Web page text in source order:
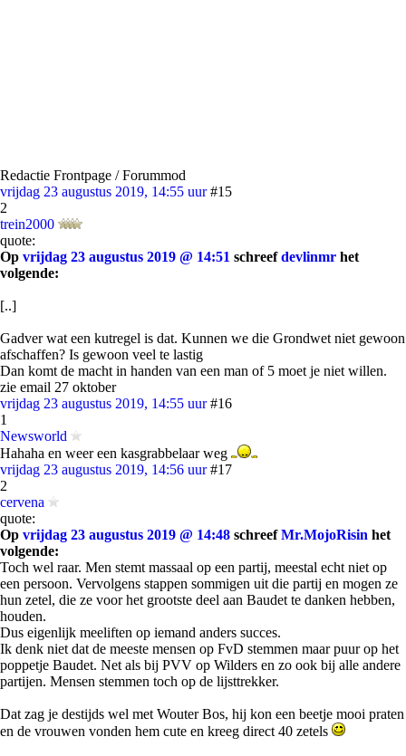
Redactie Frontpage / Forummod
vrijdag 23 augustus 2019, 14:55 uur #15
2
trein2000
quote:
Op vrijdag 23 augustus 2019 @ 14:51 schreefdevlinmr het
volgende:
[..]
Gadver wat een kutregel is dat. Kunnen we die Grondwet niet gewoon
afschaffen? Is gewoon veel te lastig
Dan komt de macht in handen van een man of 5 moet je niet willen.
zie email 27 oktober
vrijdag 23 augustus 2019, 14:55 uur #16
1
Newsworld
Hahaha en weer een kasgrabbelaar weg
vrijdag 23 augustus 2019, 14:56 uur #17
2
cervena
quote:
Op vrijdag 23 augustus 2019 @ 14:48 schreefMr.MojoRisin het
volgende:
Toch wel raar. Men stemt massaal op een partij, meestal echt niet op
een persoon. Vervolgens stappen sommigen uit die partij en mogen ze
hun zetel, die ze voor het grootste deel aan Baudet te danken hebben,
houden.
Dus eigenlijk meeliften op iemand anders succes.
Ik denk niet dat de meeste mensen op FvD stemmen maar puur op het
poppetje Baudet. Net als bij PVV op Wilders en zo ook bij alle andere
partijen. Mensen stemmen toch op de lijsttrekker.
Dat zag je destijds wel met Wouter Bos, hij kon een beetje mooi praten
en de vrouwen vonden hem cute en kreeg direct 40 zetels